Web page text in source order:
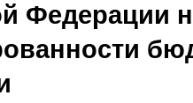
Федерации